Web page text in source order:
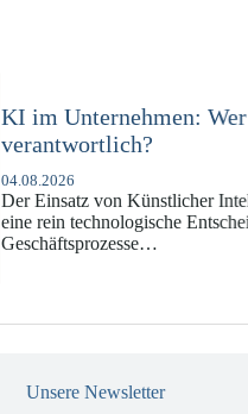
KI-Compliance in der
DSGVO und KI-VO
07.07.2026
Die europäische
enorme Komplexität erreicht,
und Versicherungswirtschaft
Unsere Newsletter